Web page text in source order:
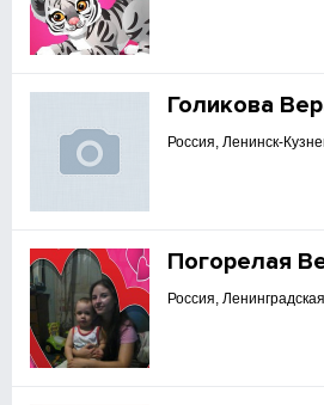
Голикова
Россия, Ленинск-
Погорелая
Россия, Ленинградская